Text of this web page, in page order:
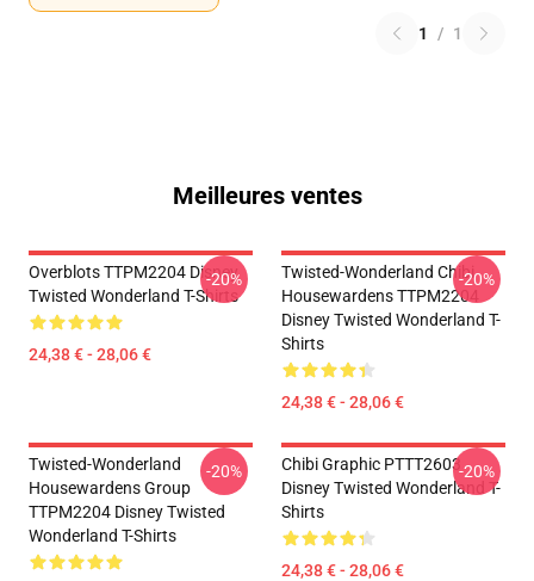
1 / 1
Meilleures ventes
Overblots TTPM2204 Disney
Twisted Wonderland T-Shirts
24,38 € - 28,06 €
-20%
Twisted-Wonderland Chibi
Housewardens TTPM2204
Disney Twisted Wonderland T-
Shirts
24,38 € - 28,06 €
-20%
Twisted-Wonderland
Housewardens Group
TTPM2204 Disney Twisted
Wonderland T-Shirts
-20%
Chibi Graphic PTTT2603
Disney Twisted Wonderland T-
Shirts
24,38 € - 28,06 €
-20%